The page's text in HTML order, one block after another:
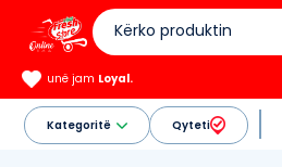
unë jam Loyal.
Kategoritë Qyteti